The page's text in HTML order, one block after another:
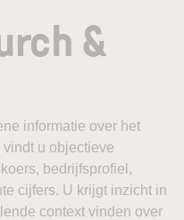
&
informatie over het
u objectieve
bedrijfsprofiel,
cijfers. U krijgt inzicht in
context vinden over